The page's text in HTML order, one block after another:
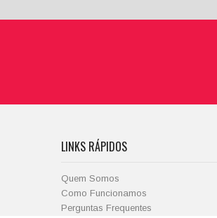
LINKS RÁPIDOS
Quem Somos
Como Funcionamos
Perguntas Frequentes